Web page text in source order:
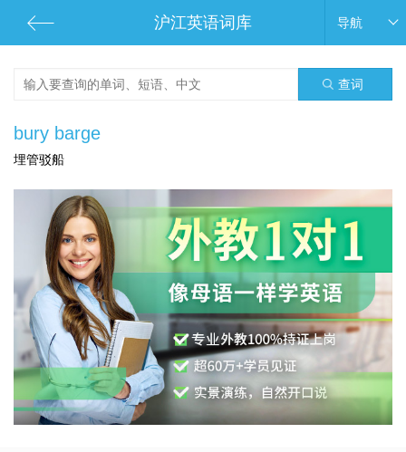
沪江英语词库 导航
查词
bury barge
埋管驳船